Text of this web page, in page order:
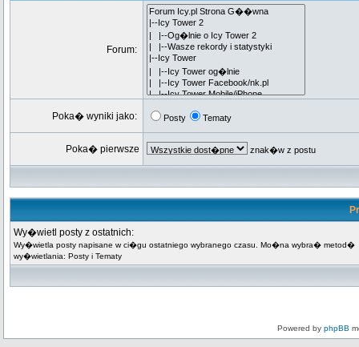
Forum:
Poka� wyniki jako: Posty Tematy
Poka� pierwsze znak�w z postu
Wy�wietl posty z ostatnich:
Wy�wietla posty napisane w ci�gu ostatniego wybranego czasu. Mo�na wybra� metod�
wy�wietlania: Posty i Tematy
Powered by phpBB